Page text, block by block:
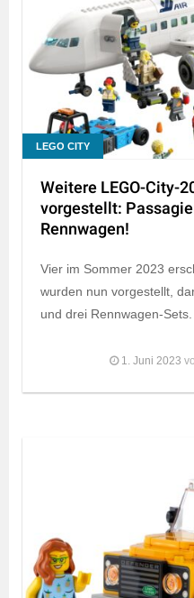
LEGO CITY
Weitere LEGO-City-
vorgestellt:
Rennwagen!
Vier im Sommer 2023
wurden nun vorgestellt,
und drei Rennwagen-Sets.
1. Juni 2023